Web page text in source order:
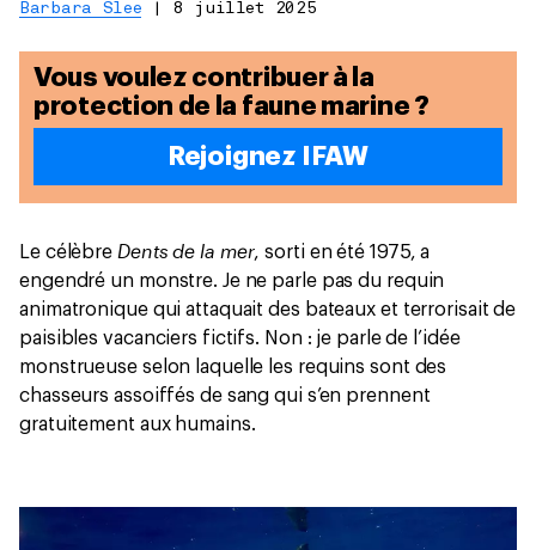
Barbara Slee 8 juillet 2025
Vous voulez contribuer à la
protection de la faune marine ?
Rejoignez IFAW
Le célèbre Dents de la mer, sorti en été 1975, a
engendré un monstre. Je ne parle pas du requin
animatronique qui attaquait des bateaux et terrorisait de
paisibles vacanciers fictifs. Non : je parle de l’idée
monstrueuse selon laquelle les requins sont des
chasseurs assoiffés de sang qui s’en prennent
gratuitement aux humains.